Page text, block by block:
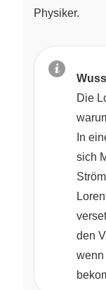
Physiker.
Die
In
sich
den
wenn